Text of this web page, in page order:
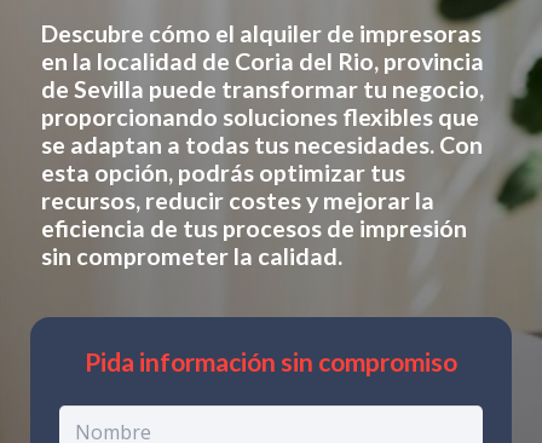
Descubre cómo el alquiler de impresoras
en la localidad de Coria del Rio, provincia
de Sevilla puede transformar tu negocio,
proporcionando soluciones flexibles que
se adaptan a todas tus necesidades. Con
esta opción, podrás optimizar tus
recursos, reducir costes y mejorar la
eficiencia de tus procesos de impresión
sin comprometer la calidad.
Pida información sin compromiso